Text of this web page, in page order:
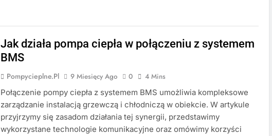
Jak działa pompa ciepła w połączeniu z systemem
BMS
Pompycieplne.pl 9 Miesięcy Ago 0
4 Mins
Połączenie pompy ciepła z systemem BMS umożliwia kompleksowe
zarządzanie instalacją grzewczą i chłodniczą w obiekcie. W artykule
przyjrzymy się zasadom działania tej synergii, przedstawimy
wykorzystane technologie komunikacyjne oraz omówimy korzyści